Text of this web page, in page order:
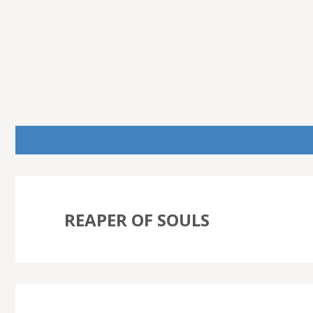
REAPER OF SOULS